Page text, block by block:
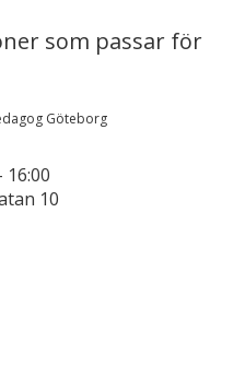
som passar för
Göteborg
16:00
10